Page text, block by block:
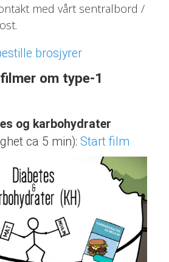
med vårt sentralbord /
brosjyrer
om type-1
og karbohydrater
ca 5 min): Start film